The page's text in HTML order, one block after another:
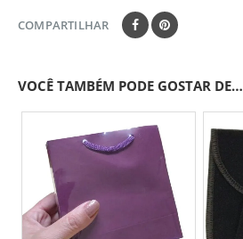
COMPARTILHAR
VOCÊ TAMBÉM PODE GOSTAR DE…